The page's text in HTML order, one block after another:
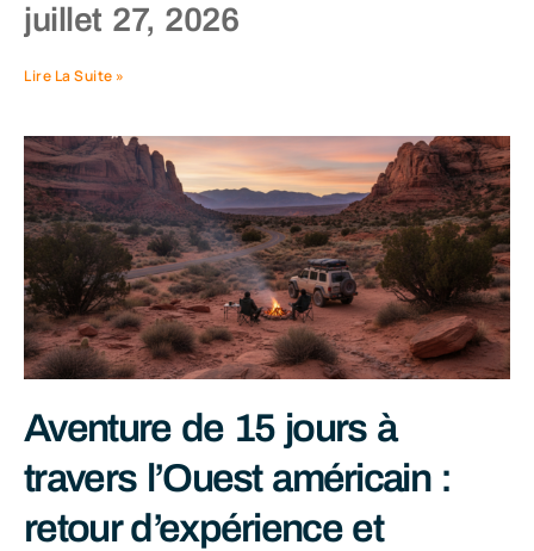
juillet 27, 2026
Lire La Suite »
Aventure de 15 jours à
travers l’Ouest américain :
retour d’expérience et